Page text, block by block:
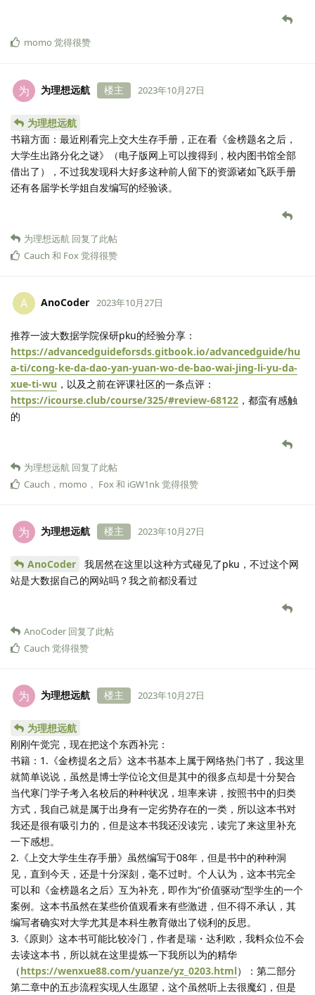
momo 觉得很赞
为 为理想远航 楼主 2023年10月27日
为理想远航
书籍方面：最近刚看完上交大生存手册，正在看《金榜题名之后，
大学生出路分化之谜》（电子版网上可以搜得到，校内图书馆全部
借出了），不过我发现科大好多这种前人留下的资源诸如飞跃手册
还有各届学长学姐自发编写的经验谈。
为理想远航 回复了此帖
Cauch 和 Fox觉得很赞
A AnoCoder 2023年10月27日
推荐一波大数据学院保研pku的经验分享：
https://advancedguideforsds.gitbook.io/advancedguide/hu
a-ti/cong-ke-da-dao-yan-yuan-wo-de-bao-wai-jing-li-yu-da-
xue-ti-wu ，以及之前在评课社区的一条点评：
https://icourse.club/course/325/#review-68122 ，都蛮有感触
的
为理想远航 回复了此帖
Cauch ， momo ， Fox和 iGW1nk觉得很赞
为 为理想远航 楼主 2023年10月27日
AnoCoder
我居然在这里以这种方式碰见了pku，不过这个网
站是大数据自己的网站吗？我之前都没看过
AnoCoder 回复了此帖
Cauch 觉得很赞
为 为理想远航 楼主 2023年10月27日
为理想远航
刚刚午觉完，现在把这个东西补完：
书籍：1.《金榜提名之后》这本书基本上属于网络热门书了，我这里
就简单说说，虽然是博士学位论文但是其中的很多点却是十分契合
当代寒门学子考入名校后的种种状况，坦率来讲，按照书中的归类
方式，我自己就是属于出身有一定劣势存在的一类，所以这本书对
我还是很有吸引力的，但是这本书我还没读完，读完了来这里补充
一下感想。
2.《上交大学生生存手册》虽然编写于08年，但是书中的种种洞
见，直到今天，还是十分深刻，毫不过时。个人认为，这本书完全
可以和《金榜题名之后》互为补充，即作为“价值驱动”型学生的一个
案例。这本书虽然在某些价值观看来有些激进，但不得不承认，其
编写者确实对大学尤其是本科生教育做出了锐利的反思。
3.《原则》这本书可能比较冷门，作者是瑞・达利欧，我料众位不会
去读这本书，所以就在这里提炼一下我所以为的精华
（https://wenxue88.com/yuanze/yz_0203.html）：第二部分
第二章中的五步流程实现人生愿望，这个虽然听上去很魔幻，但是